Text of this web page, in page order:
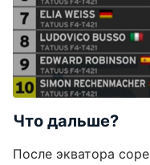
Что дальше?
После экватора